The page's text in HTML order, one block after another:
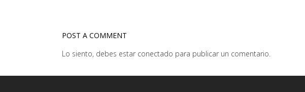
POST A COMMENT
Lo siento, debes estar conectado para publicar un comentario.